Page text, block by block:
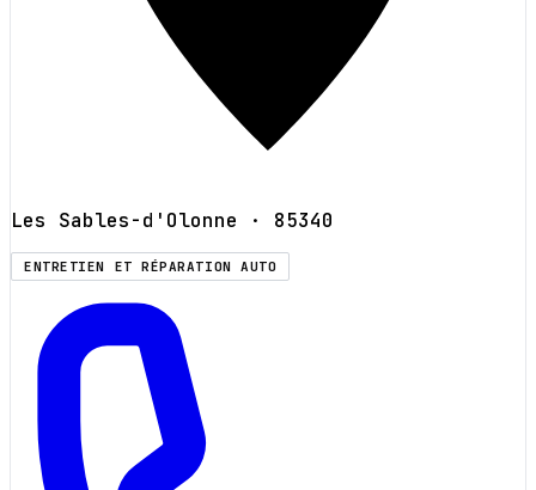
Les Sables-d'Olonne · 85340
ENTRETIEN ET RÉPARATION AUTO